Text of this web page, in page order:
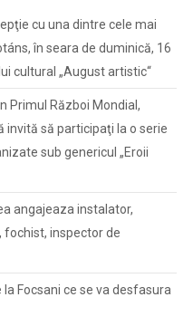
cu una dintre cele mai
în seara de duminică, 16
cultural „August artistic“
Primul Război Mondial,
invită să participaţi la o serie
sub genericul „Eroii
angajeaza instalator,
inspector de
Focsani ce se va desfasura